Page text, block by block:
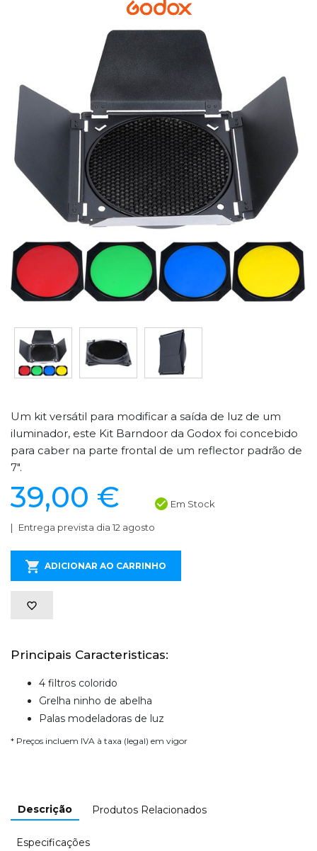
Um kit versátil para modificar a saída de luz de um
iluminador, este Kit Barndoor da Godox foi concebido
para caber na parte frontal de um reflector padrão de
7".
39,00 € Em Stock
Entrega prevista dia 12 agosto
ADICIONAR AO CARRINHO
Principais Caracteristicas:
4 filtros colorido
Grelha ninho de abelha
Palas modeladoras de luz
* Preços incluem IVA à taxa (legal) em vigor
Descrição Produtos Relacionados
Especificações